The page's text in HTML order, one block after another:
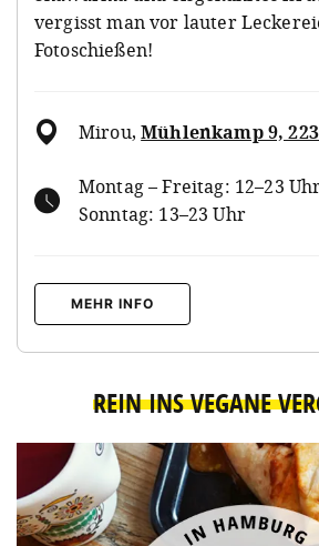
vergisst man vor lauter
Fotoschießen!
Mirou,Mühlenkamp 9,
Montag – Freitag: 12–23
Sonntag: 13–23 Uhr
MEHR INFO
REIN INS VEGANE